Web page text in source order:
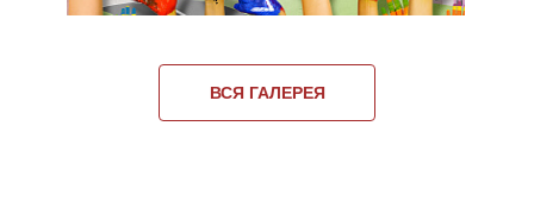
ВСЯ ГАЛЕРЕЯ